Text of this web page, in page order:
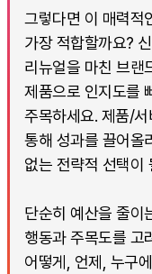
그렇다면 이 매력적
가장 적합할까요?
리뉴얼을 마친 브랜
제품으로 인지도를
주목하세요. 제품/
통해 성과를 끌어올
없는 전략적 선택이
단순히 예산을 줄이
행동과 주목도를 고
어떻게, 언제, 누구